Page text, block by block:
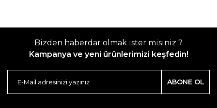
Bizden haberdar olmak ister misiniz ?
Kampanya ve yeni ürünlerimizi keşfedin!
ABONE OL